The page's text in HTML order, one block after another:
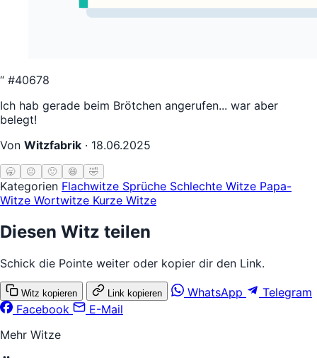
“ #40678
Ich hab gerade beim Brötchen angerufen... war aber
belegt!
Von Witzfabrik · 18.06.2025
🥱 😐 🙂 😄 🤣
Kategorien Flachwitze Sprüche Schlechte Witze Papa-
Witze Wortwitze Kurze Witze
Diesen Witz teilen
Schick die Pointe weiter oder kopier dir den Link.
Witz kopieren Link kopieren WhatsApp
Telegram
Facebook
E-Mail
Mehr Witze